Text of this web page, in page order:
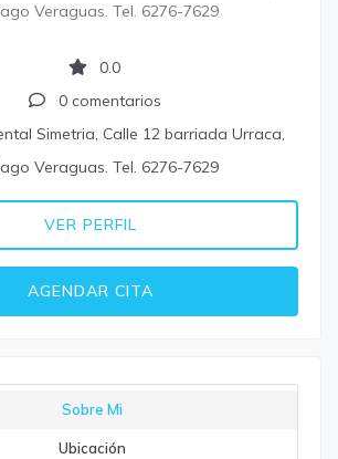
Veraguas. Tel. 6276-7629
0.0
0 comentarios
Simetria, Calle 12 barriada Urraca,
Veraguas. Tel. 6276-7629
VER PERFIL
AGENDAR CITA
Sobre Mi
Ubicación